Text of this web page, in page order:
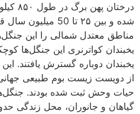
شده و بین ۲۵ تا 50
مناطق معتدل شمالی را این
یخبندان کواترنری این جنگل‌ها
یخبندان دوباره گسترش یافتند.
از دویست زیست بوم طبیعی
حیات وحش ثبت شده بودند.
گیاهان و جانوران، محل زندگی